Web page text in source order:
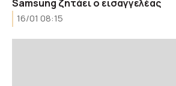
Samsung ζητάει ο εισαγγελέας
16/01 08:15